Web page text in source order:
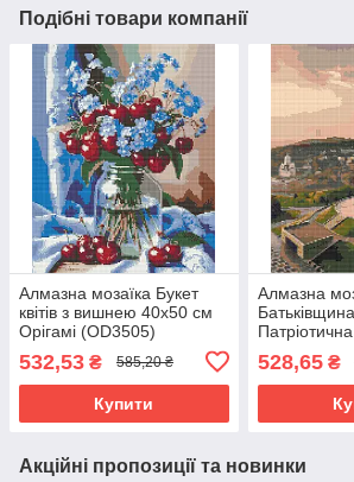
Подібні товари компанії
Алмазна мозаїка Букет
квітів з вишнею 40х50 см
Орігамі (OD3505)
532,53 ₴ 585,20 ₴
Купити
Алмазна
528,65₴
Акційні пропозиції та новинки